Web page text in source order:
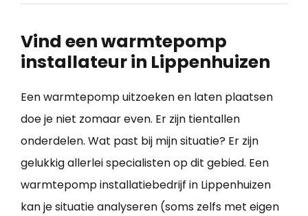
Vind een warmtepomp
installateur in Lippenhuizen
Een warmtepomp uitzoeken en laten plaatsen
doe je niet zomaar even. Er zijn tientallen
onderdelen. Wat past bij mijn situatie? Er zijn
gelukkig allerlei specialisten op dit gebied. Een
warmtepomp installatiebedrijf in Lippenhuizen
kan je situatie analyseren (soms zelfs met eigen